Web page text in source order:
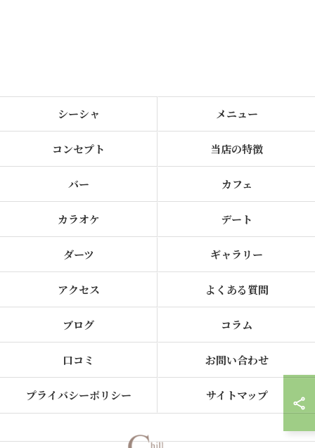
シーシャ メニュー
コンセプト 当店の特徴
バー カフェ
カラオケ デート
ダーツ ギャラリー
アクセス よくある質問
ブログ コラム
口コミ お問い合わせ
プライバシーポリシー サイトマップ